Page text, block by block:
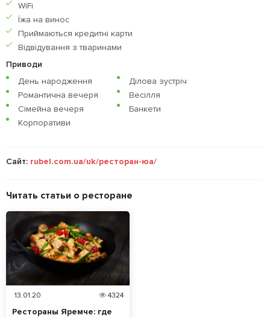
WiFi
Їжа на винос
Приймаються кредитнi карти
Відвідування з тваринами
Приводи
День народження
Ділова зустріч
Романтична вечеря
Весілля
Сімейна вечеря
Банкети
Корпоративи
Сайт: rubel.com.ua/uk/ресторан-юа/
Читать статьи о ресторане
13.01.20 4324
Рестораны Яремче: где